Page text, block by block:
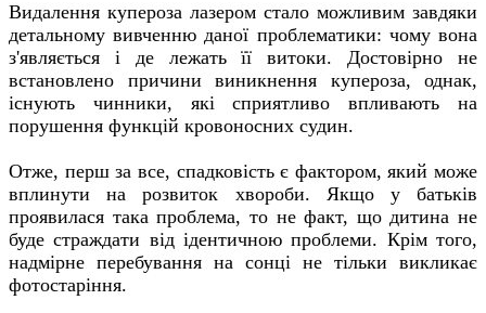
Видалення купероза лазером стало можливим завдяки
детальному вивченню даної проблематики: чому вона
з'являється і де лежать її витоки. Достовірно не
встановлено причини виникнення купероза, однак,
існують чинники, які сприятливо впливають на
порушення функцій кровоносних судин.
Отже, перш за все, спадковість є фактором, який може
вплинути на розвиток хвороби. Якщо у батьків
проявилася така проблема, то не факт, що дитина не
буде страждати від ідентичною проблеми. Крім того,
надмірне перебування на сонці не тільки викликає
фотостаріння.